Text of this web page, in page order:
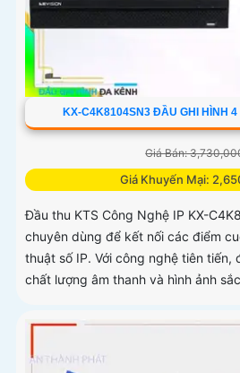
KX-C4K8104SN3 ĐẦU GHI HÌNH
Giá Bán:
Giá Khuyến Mại:
Đầu thu KTS Công Nghệ IP KX-
chuyên dùng để kết nối các điểm
thuật số IP. Với công nghệ tiên tiến,
chất lượng âm thanh và hình ảnh